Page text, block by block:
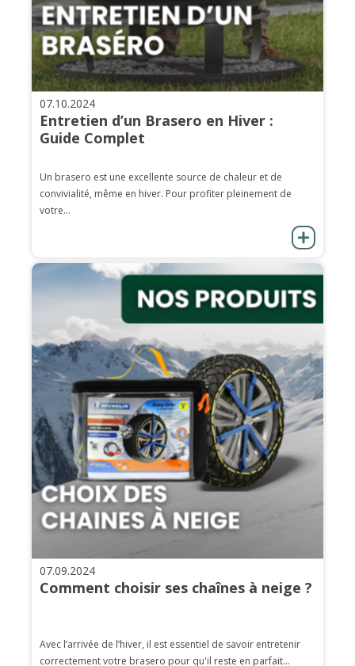
07.10.2024
Entretien d’un Brasero en Hiver :
Guide Complet
Un brasero est une excellente source de chaleur et de
convivialité, même en hiver. Pour profiter pleinement de
votre...
07.09.2024
Comment choisir ses chaînes à neige ?
Avec l’arrivée de l’hiver, il est essentiel de savoir entretenir
correctement votre brasero pour qu'il reste en parfait...